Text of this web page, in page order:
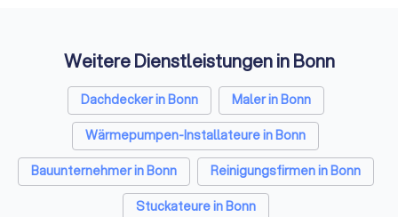
Weitere Dienstleistungen in Bonn
Dachdecker in Bonn
Maler in Bonn
Wärmepumpen-Installateure in Bonn
Bauunternehmer in Bonn
Reinigungsfirmen in Bonn
Stuckateure in Bonn